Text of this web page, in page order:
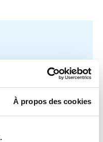
À propos des cookies